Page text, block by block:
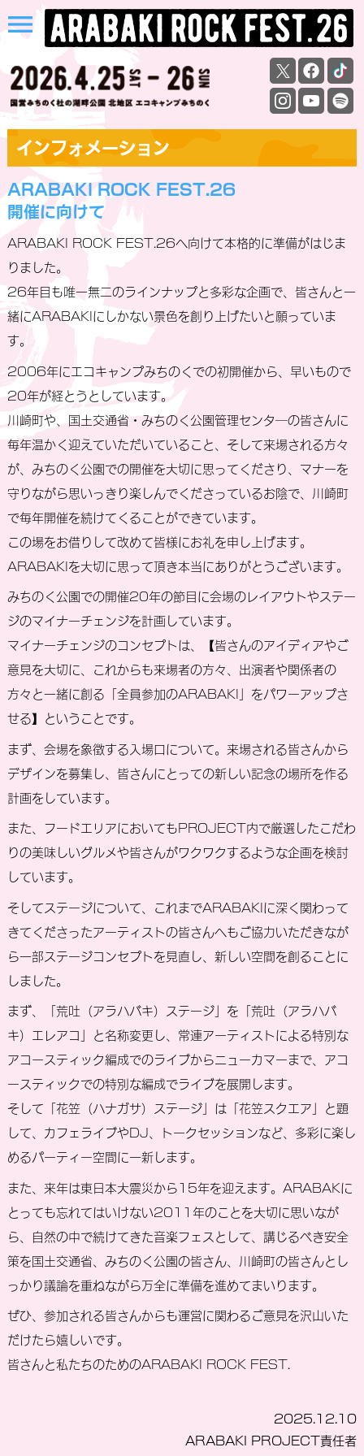
menu
インフォメーション
ARABAKI ROCK FEST.26
開催に向けて
ARABAKI ROCK FEST.26へ向けて本格的に準備がはじま
りました。
26年目も唯一無二のラインナップと多彩な企画で、皆さんと一
緒にARABAKIにしかない景色を創り上げたいと願っていま
す。
2006年にエコキャンプみちのくでの初開催から、早いもので
20年が経とうとしています。
川崎町や、国土交通省・みちのく公園管理センタ―の皆さんに
毎年温かく迎えていただいていること、そして来場される方々
が、みちのく公園での開催を大切に思ってくださり、マナーを
守りながら思いっきり楽しんでくださっているお陰で、川崎町
で毎年開催を続けてくることができています。
この場をお借りして改めて皆様にお礼を申し上げます。
ARABAKIを大切に思って頂き本当にありがとうございます。
みちのく公園での開催20年の節目に会場のレイアウトやステー
ジのマイナーチェンジを計画しています。
マイナーチェンジのコンセプトは、【皆さんのアイディアやご
意見を大切に、これからも来場者の方々、出演者や関係者の
方々と一緒に創る「全員参加のARABAKI」をパワーアップさ
せる】ということです。
まず、会場を象徴する入場口について。来場される皆さんから
デザインを募集し、皆さんにとっての新しい記念の場所を作る
計画をしています。
また、フードエリアにおいてもPROJECT内で厳選したこだわ
りの美味しいグルメや皆さんがワクワクするような企画を検討
しています。
そしてステージについて、これまでARABAKIに深く関わって
きてくださったアーティストの皆さんへもご協力いただきなが
ら一部ステージコンセプトを見直し、新しい空間を創ることに
しました。
まず、「荒吐（アラハバキ）ステージ」を「荒吐（アラハバ
キ）エレアコ」と名称変更し、常連アーティストによる特別な
アコースティック編成でのライブからニューカマーまで、アコ
ースティックでの特別な編成でライブを展開します。
そして「花笠（ハナガサ）ステージ」は「花笠スクエア」と題
して、カフェライブやDJ、トークセッションなど、多彩に楽し
めるパーティー空間に一新します。
また、来年は東日本大震災から15年を迎えます。ARABAKに
とっても忘れてはいけない2011年のことを大切に思いなが
ら、自然の中で続けてきた音楽フェスとして、講じるべき安全
策を国土交通省、みちのく公園の皆さん、川崎町の皆さんとし
っかり議論を重ねながら万全に準備を進めてまいります。
ぜひ、参加される皆さんからも運営に関わるご意見を沢山いた
だけたら嬉しいです。
皆さんと私たちのためのARABAKI ROCK FEST.
2025.12.10
ARABAKI PROJECT責任者